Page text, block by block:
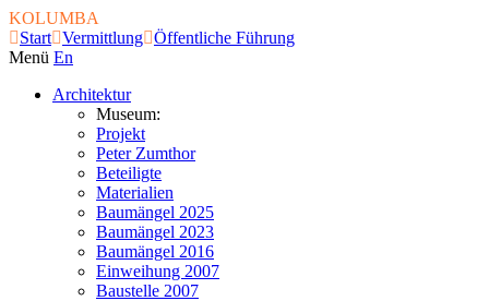
KOLUMBA
Start Vermittlung Öffentliche Führung
Menü En
Architektur
Museum:
Projekt
Peter Zumthor
Beteiligte
Materialien
Baumängel 2025
Baumängel 2023
Baumängel 2016
Einweihung 2007
Baustelle 2007